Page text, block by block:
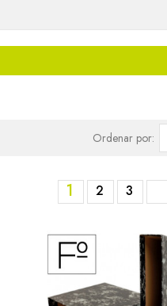
Ordenar por:
1 2 3